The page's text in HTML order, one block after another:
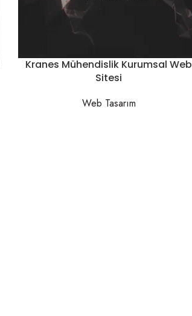
Kranes Mühendislik Kurumsal Web
Sitesi
Web Tasarım